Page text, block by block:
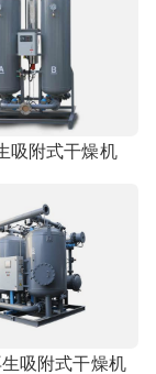
吸附式干燥机
吸附式干燥机